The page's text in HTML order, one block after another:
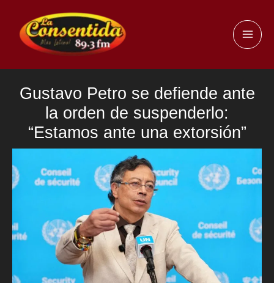
contenido
Gustavo Petro se defiende ante
la orden de suspenderlo:
“Estamos ante una extorsión”